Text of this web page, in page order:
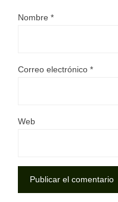
Nombre *
Correo electrónico *
Web